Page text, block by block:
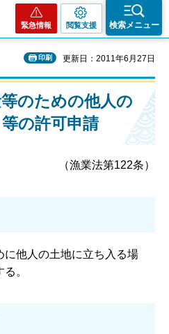
緊急情報 閲覧支援 検索メニュー
印刷 更新日：2011年6月27日
のための他人の
の許可申請
（漁業法第122条）
他人の土地に立ち入る場
。